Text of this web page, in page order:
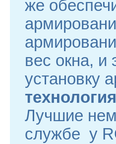
же
вес окна,
установку
Лучшие
службе у